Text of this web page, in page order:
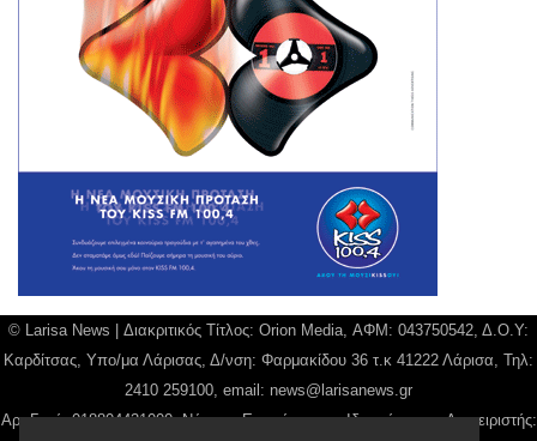
© Larisa News | Διακριτικός Τίτλος: Orion Media, ΑΦΜ: 043750542, Δ.Ο.Υ:
Καρδίτσας, Υπο/μα Λάρισας, Δ/νση: Φαρμακίδου 36 τ.κ 41222 Λάρισα, Τηλ:
2410 259100, email: news@larisanews.gr
Αρ. Γεμή: 018804431000, Νόμιμος Εκπρόσωπος, Ιδιοκτήτης και Διαχειριστής: